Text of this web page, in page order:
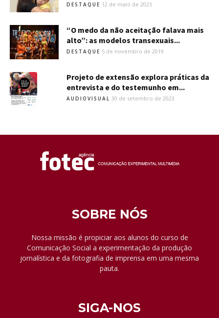
DESTAQUE 12 de maio de 2025
“O medo da não aceitação falava mais
alto”: as modelos transexuais...
DESTAQUE 5 de novembro de 2019
Projeto de extensão explora práticas da
entrevista e do testemunho em...
AUDIOVISUAL 30 de setembro de 2023
SOBRE NÓS
Nossa missão é propiciar aos alunos do curso de
Comunicação Social a experimentação da produção
jornalística e da fotografia de imprensa em uma mesma
pauta.
SIGA-NOS